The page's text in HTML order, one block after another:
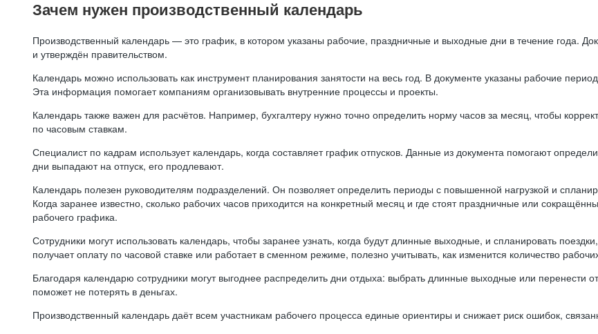
Зачем нужен производственный календарь
Производственный календарь — это график, в котором указаны рабочие, праздничные и выходные дни в течение года.
и утверждён правительством.
Календарь можно использовать как инструмент планирования занятости на весь год. В документе указаны рабочие
Эта информация помогает компаниям организовывать внутренние процессы и проекты.
Календарь также важен для расчётов. Например, бухгалтеру нужно точно определить норму часов за месяц, чтобы
по часовым ставкам.
Специалист по кадрам использует календарь, когда составляет график отпусков. Данные из документа помогают
дни выпадают на отпуск, его продлевают.
Календарь полезен руководителям подразделений. Он позволяет определить периоды с повышенной нагрузкой и
Когда заранее известно, сколько рабочих часов приходится на конкретный месяц и где стоят праздничные или
рабочего графика.
Сотрудники могут использовать календарь, чтобы заранее узнать, когда будут длинные выходные, и спланировать
получает оплату по часовой ставке или работает в сменном режиме, полезно учитывать, как изменится количество
Благодаря календарю сотрудники могут выгоднее распределить дни отдыха: выбрать длинные выходные или перенести
поможет не потерять в деньгах.
Производственный календарь даёт всем участникам рабочего процесса единые ориентиры и снижает риск ошибок,